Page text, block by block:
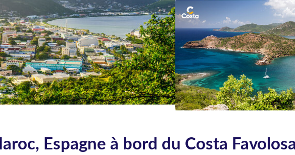
Espagne à bord du Costa Favolosa